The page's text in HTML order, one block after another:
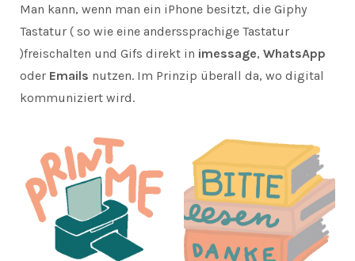
Man kann, wenn man ein iPhone besitzt, die Giphy
Tastatur ( so wie eine anderssprachige Tastatur
)freischalten und Gifs direkt in imessage, WhatsApp
oder Emails nutzen. Im Prinzip überall da, wo digital
kommuniziert wird.